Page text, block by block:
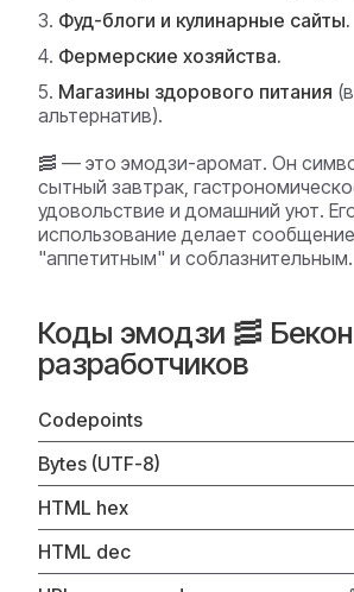
Фуд-блоги и кулинарные сайты.
Фермерские хозяйства.
Магазины здорового питания
альтернатив).
🥓 — это эмодзи-аромат. Он
сытный завтрак,
удовольствие и домашний уют.
использование делает
"аппетитным" и соблазнительным.
Коды эмодзи 🥓
разработчиков
Codepoints
Bytes (UTF-8)
HTML hex
HTML dec